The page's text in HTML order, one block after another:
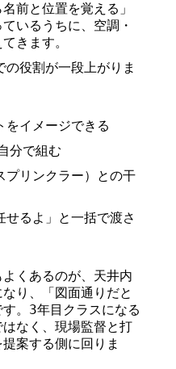
前と位置を覚える」
いるうちに、空調・
きます。
役割が一段上がりま
をイメージできる
分で組む
プリンクラー）との干
るよ」と一括で渡さ
くあるのが、天井内
り、「図面通りだと
。3年目クラスになる
なく、現場監督と打
案する側に回りま